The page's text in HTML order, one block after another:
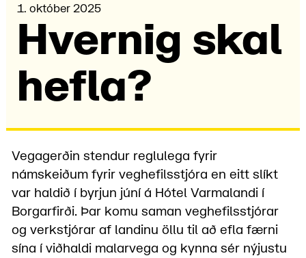
1. október 2025
Hvernig skal
hefla?
Vegagerðin stendur reglulega fyrir
námskeiðum fyrir veghefilsstjóra en eitt slíkt
var haldið í byrjun júní á Hótel Varmalandi í
Borgarfirði. Þar komu saman veghefilsstjórar
og verkstjórar af landinu öllu til að efla færni
sína í viðhaldi malarvega og kynna sér nýjustu